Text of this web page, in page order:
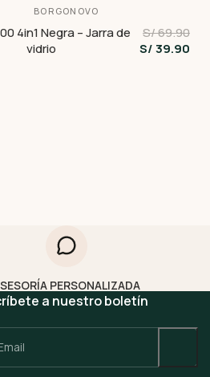
BORGONOVO
4in1 Negra – Jarra de
vidrio
S/ 69.90
S/ 39.90
PERSONALIZADA
a nuestro boletín